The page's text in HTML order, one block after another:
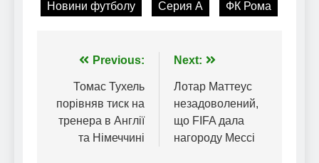
Новини футболу Серия А ФК Рома
Навігація
записів
Previous:
Томас Тухель
порівняв тиск на
тренера в Англії
та Німеччині
Next:
Лотар Маттеус
незадоволений,
що FIFA дала
нагороду Мессі